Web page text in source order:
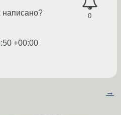
0
написано?
+00:00
→